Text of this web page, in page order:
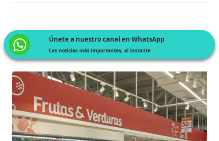
Únete a nuestro canal en WhatsApp
Las noticias más importantes, al instante